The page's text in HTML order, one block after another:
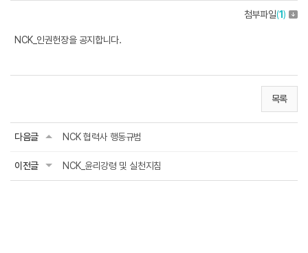
첨부파일(1)
NCK_인권헌장을 공지합니다.
목록
다음글 NCK 협력사 행동규범
이전글 NCK_윤리강령 및 실천지침